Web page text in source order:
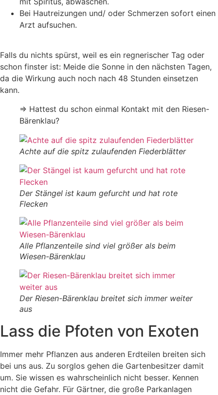
Bei Hautreizungen und/ oder Schmerzen sofort einen
Arzt aufsuchen.
Falls du nichts spürst, weil es ein regnerischer Tag oder
schon finster ist: Meide die Sonne in den nächsten Tagen,
da die Wirkung auch noch nach 48 Stunden einsetzen
kann.
⇒ Hattest du schon einmal Kontakt mit den Riesen-
Bärenklau?
Achte auf die spitz zulaufenden Fiederblätter
Der Stängel ist kaum gefurcht und hat rote
Flecken
Alle Pflanzenteile sind viel größer als beim
Wiesen-Bärenklau
Der Riesen-Bärenklau breitet sich immer weiter
aus
Lass die Pfoten von Exoten
Immer mehr Pflanzen aus anderen Erdteilen breiten sich
bei uns aus. Zu sorglos gehen die Gartenbesitzer damit
um. Sie wissen es wahrscheinlich nicht besser. Kennen
nicht die Gefahr. Für Gärtner, die große Parkanlagen